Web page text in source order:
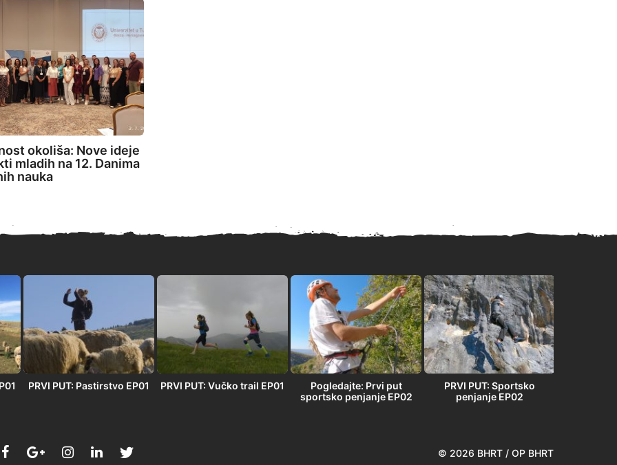
okoliša: Nove ideje
mladih na 12. Danima
nauka
PRVI PUT: Pastirstvo EP01 PRVI PUT: Vučko trail EP01
Pogledajte: Prvi put
sportsko penjanje EP02
PRVI PUT: Sportsko
penjanje EP02
© 2026 BHRT / OP BHRT